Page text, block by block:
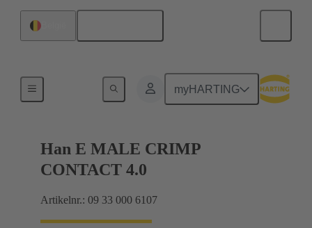
myHARTING
Han E MALE CRIMP
CONTACT 4.0
Artikelnr.: 09 33 000 6107